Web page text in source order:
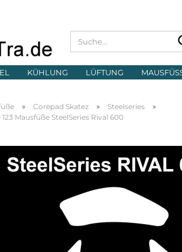
KÜHLUNG LÜFTUNG
» Corepad Skatez » Steelseries »
Mausfüße SteelSeries Rival 600